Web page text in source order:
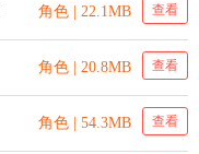
角色 | 22.1MB 查看
角色 | 20.8MB 查看
角色 | 54.3MB 查看